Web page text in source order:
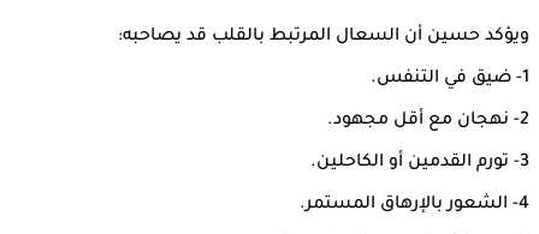
ويؤكد حسين أن السعال المرتبط بالقلب قد يصاحبه:
1- ضيق في التنفس.
2- نهجان مع أقل مجهود.
3- تورم القدمين أو الكاحلين.
4- الشعور بالإرهاق المستمر.